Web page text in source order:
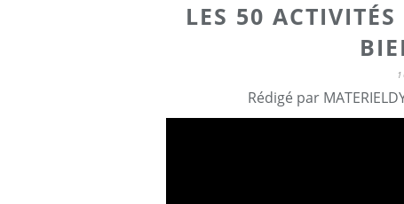
LES 50
Rédigé par